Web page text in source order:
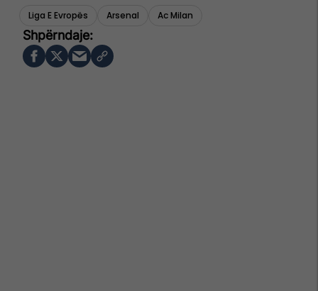
Liga E Evropës Arsenal Ac Milan